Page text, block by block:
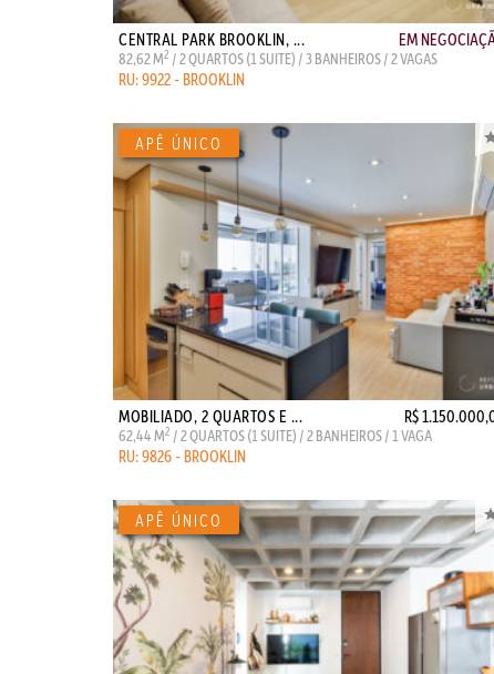
CENTRAL PARK BROOKLIN, ... EM
82,62 M2 / 2 QUARTOS (1 SUITE) / 3 BANHEIROS / 2 VAGAS
RU: 9922 - BROOKLIN
MOBILIADO, 2 QUARTOS E ... R$
62,44 M2 / 2 QUARTOS (1 SUITE) / 2 BANHEIROS / 1 VAGA
RU: 9826 - BROOKLIN